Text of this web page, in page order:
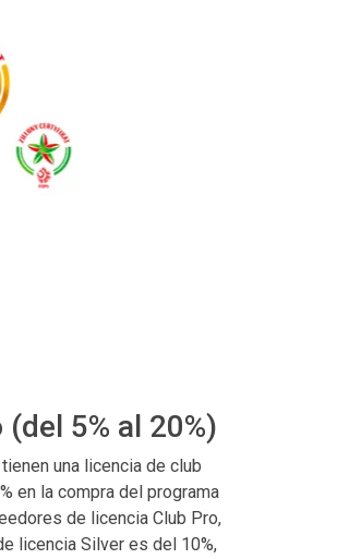
5% al 20%)
una licencia de club
en la compra del programa
de licencia Club Pro,
licencia Silver es del 10%,